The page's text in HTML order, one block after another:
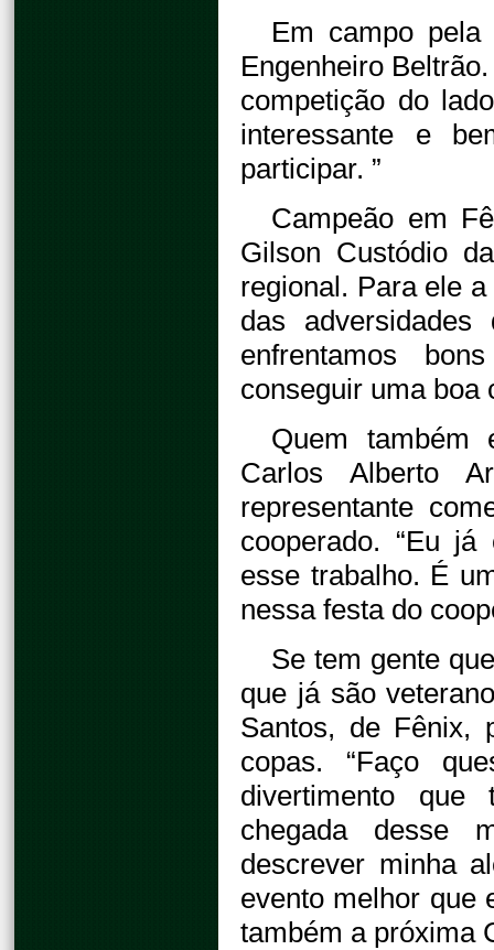
Em campo
Engenheiro
competição do
interessante e
participar. ”
Campeão em
Gilson Custódio
regional. Para ele
das
enfrentamos
conseguir uma boa
Quem também
Carlos Alberto
representante
cooperado. “Eu
esse trabalho. É
nessa festa do
Se tem gente
que já são
Santos, de Fênix,
copas. “Faço
divertimento que
chegada desse
descrever minha
evento melhor que
também a próxima